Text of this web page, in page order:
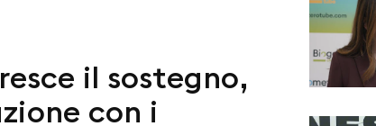
il sostegno,
con i